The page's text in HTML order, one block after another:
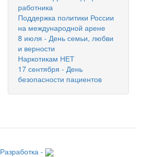
работника
Поддержка политики России
на международной арене
8 июля - День семьи, любви
и верности
Наркотикам НЕТ
17 сентября - День
безопасности пациентов
Разработка -